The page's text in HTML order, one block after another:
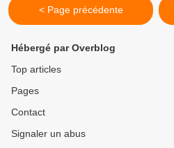
< Page précédente
Hébergé par Overblog
Top articles
Pages
Contact
Signaler un abus